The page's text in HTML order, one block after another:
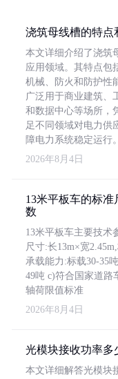
浇筑母线槽的特点
本文详细介绍了浇筑
应用领域。其特点包
机械、防火和防护性
广泛用于商业建筑、
和数据中心等场所，
足不同领域对电力供
障电力系统稳定运行。
2026年8月4日
13米平板车的标准
数
13米平板车主要技术
尺寸:长13m×宽
承载能力:标载30-35
49吨 c)符合国家道路
轴荷限值标准
2026年8月4日
光模块接收功率多
本文详细解答光模块